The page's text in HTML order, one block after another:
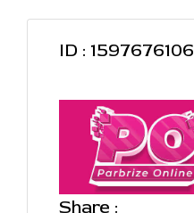
ID : 1597676106
Share :